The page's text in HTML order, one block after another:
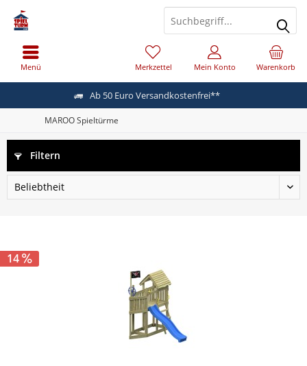
Ab 50 Euro Versandkostenfrei**
Menü Warenkorb
Merkzettel Mein Konto
MAROO Spieltürme
Filtern
14